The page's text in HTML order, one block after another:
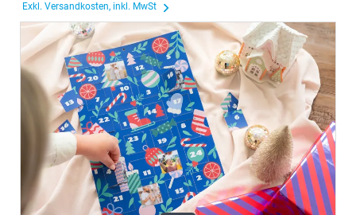
Exkl. Versandkosten, inkl. MwSt